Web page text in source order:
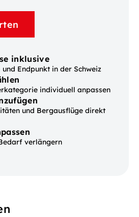
inklusive
Endpunkt in der Schweiz
individuell anpassen
und Bergausflüge direkt
verlängern